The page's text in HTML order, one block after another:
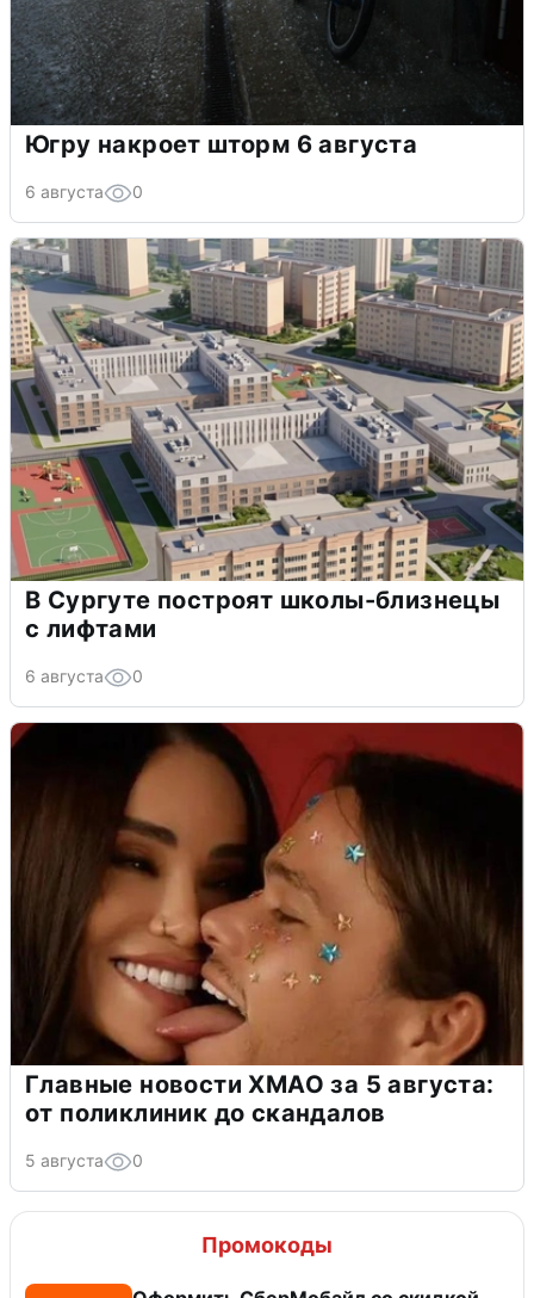
Югру накроет шторм 6 августа
6 августа 0
В Сургуте построят школы-близнецы
с лифтами
6 августа 0
Главные новости ХМАО за 5 августа:
от поликлиник до скандалов
5 августа 0
Промокоды